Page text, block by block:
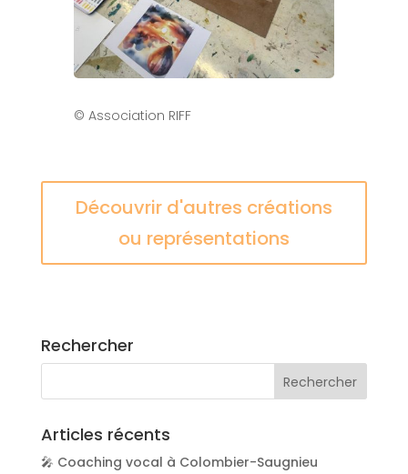
© Association RIFF
Découvrir d'autres créations
ou représentations
Rechercher
Articles récents
🎤 Coaching vocal à Colombier-Saugnieu